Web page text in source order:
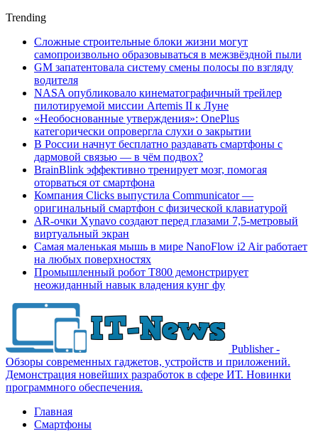
Trending
Сложные строительные блоки жизни могут
самопроизвольно образовываться в межзвёздной пыли
GM запатентовала систему смены полосы по взгляду
водителя
NASA опубликовало кинематографичный трейлер
пилотируемой миссии Artemis II к Луне
«Необоснованные утверждения»: OnePlus
категорически опровергла слухи о закрытии
В России начнут бесплатно раздавать смартфоны с
дармовой связью — в чём подвох?
BrainBlink эффективно тренирует мозг, помогая
оторваться от смартфона
Компания Clicks выпустила Communicator —
оригинальный смартфон с физической клавиатурой
AR-очки Xynavo создают перед глазами 7,5-метровый
виртуальный экран
Самая маленькая мышь в мире NanoFlow i2 Air работает
на любых поверхностях
Промышленный робот Т800 демонстрирует
неожиданный навык владения кунг фу
Publisher -
Обзоры современных гаджетов, устройств и приложений.
Демонстрация новейших разработок в сфере ИТ. Новинки
программного обеспечения.
Главная
Смартфоны